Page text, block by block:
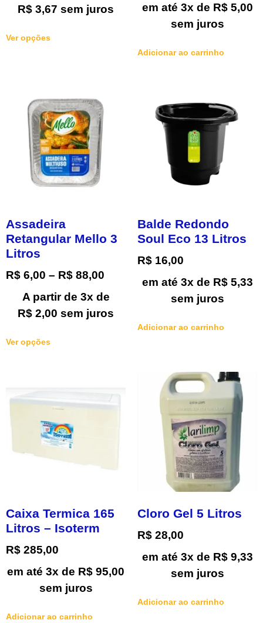
R$ 3,67 sem juros
Ver opções
em até 3x de R$5,00
sem juros
Adicionar ao carrinho
Assadeira
Retangular Mello 3
Litros
R$ 6,00 – R$ 88,00
A partir de 3x de
R$ 2,00 sem juros
Ver opções
Balde Redondo
Soul Eco 13 Litros
R$ 16,00
em até 3x de R$5,33
sem juros
Adicionar ao carrinho
Caixa Termica 165
Litros – Isoterm
R$ 285,00
em até 3x de R$ 95,00
sem juros
Adicionar ao carrinho
Cloro Gel 5 Litros
R$ 28,00
em até 3x de R$9,33
sem juros
Adicionar ao carrinho